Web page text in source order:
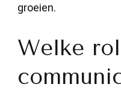
groeien.
Welke